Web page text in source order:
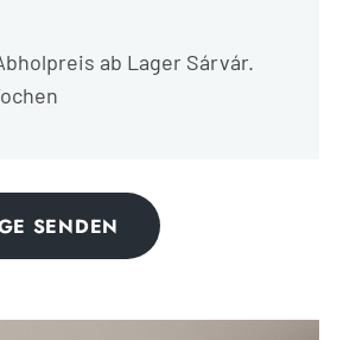
ab Lager Sárvár.
SENDEN